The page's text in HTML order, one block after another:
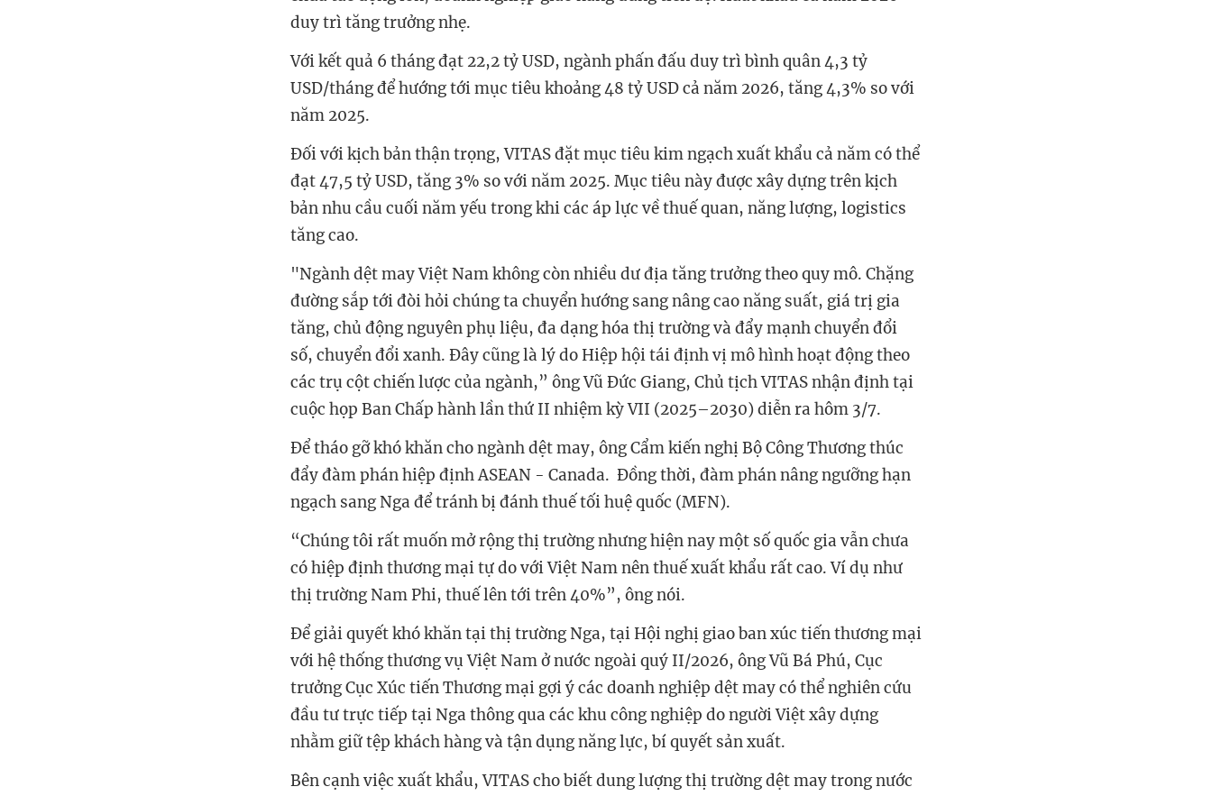
duy trì tăng trưởng nhẹ.
Với kết quả 6 tháng đạt 22,2 tỷ USD, ngành phấn đấu duy trì bình quân 4,3 tỷ
USD/tháng để hướng tới mục tiêu khoảng 48 tỷ USD cả năm 2026, tăng 4,3% so với
năm 2025.
Đối với kịch bản thận trọng, VITAS đặt mục tiêu kim ngạch xuất khẩu cả năm có thể
đạt 47,5 tỷ USD, tăng 3% so với năm 2025. Mục tiêu này được xây dựng trên kịch
bản nhu cầu cuối năm yếu trong khi các áp lực về thuế quan, năng lượng, logistics
tăng cao.
"Ngành dệt may Việt Nam không còn nhiều dư địa tăng trưởng theo quy mô. Chặng
đường sắp tới đòi hỏi chúng ta chuyển hướng sang nâng cao năng suất, giá trị gia
tăng, chủ động nguyên phụ liệu, đa dạng hóa thị trường và đẩy mạnh chuyển đổi
số, chuyển đổi xanh. Đây cũng là lý do Hiệp hội tái định vị mô hình hoạt động theo
các trụ cột chiến lược của ngành,” ông Vũ Đức Giang, Chủ tịch VITAS nhận định tại
cuộc họp Ban Chấp hành lần thứ II nhiệm kỳ VII (2025–2030) diễn ra hôm 3/7.
Để tháo gỡ khó khăn cho ngành dệt may, ông Cẩm kiến nghị Bộ Công Thương thúc
đẩy đàm phán hiệp định ASEAN - Canada. Đồng thời, đàm phán nâng ngưỡng hạn
ngạch sang Nga để tránh bị đánh thuế tối huệ quốc (MFN).
“Chúng tôi rất muốn mở rộng thị trường nhưng hiện nay một số quốc gia vẫn chưa
có hiệp định thương mại tự do với Việt Nam nên thuế xuất khẩu rất cao. Ví dụ như
thị trường Nam Phi, thuế lên tới trên 40%”, ông nói.
Để giải quyết khó khăn tại thị trường Nga, tại Hội nghị giao ban xúc tiến thương mại
với hệ thống thương vụ Việt Nam ở nước ngoài quý II/2026, ông Vũ Bá Phú, Cục
trưởng Cục Xúc tiến Thương mại gợi ý các doanh nghiệp dệt may có thể nghiên cứu
đầu tư trực tiếp tại Nga thông qua các khu công nghiệp do người Việt xây dựng
nhằm giữ tệp khách hàng và tận dụng năng lực, bí quyết sản xuất.
Bên cạnh việc xuất khẩu, VITAS cho biết dung lượng thị trường dệt may trong nước